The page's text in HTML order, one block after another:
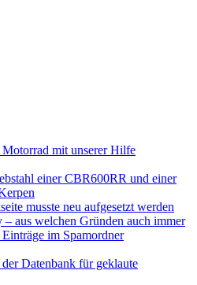
mit unserer Hilfe
einer CBR600RR und einer
musste neu aufgesetzt werden
– aus welchen Gründen auch immer
im Spamordner
Datenbank für geklaute